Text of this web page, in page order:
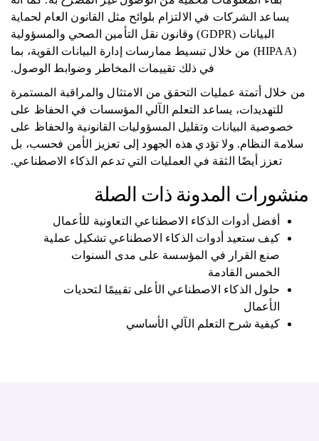
يساعد الشركات في الالتزام بلوائح مثل القانون العام لحماية
البيانات (GDPR) وقانون نقل التأمين الصحي والمسؤولية
(HIPAA) من خلال تبسيط ممارسات إدارة البيانات القوية، بما
في ذلك تقييمات المخاطر وضوابط الوصول.
من خلال أتمتة عمليات التحقق من الامتثال والمراقبة المستمرة
للتهديدات، يساعد التعلم الآلي المؤسسات في الحفاظ على
خصوصية البيانات وتقليل المسؤوليات القانونية والحفاظ على
سلامة النظام. ولا تؤدي هذه الجهود إلى تعزيز الأمن فحسب، بل
تعزز أيضًا الثقة في العمليات التي تدعم الذكاء الاصطناعي.
منشورات المدونة ذات الصلة
أفضل أدوات الذكاء الاصطناعي التعاونية للأعمال
كيف ستعيد أدوات الذكاء الاصطناعي تشكيل عملية
صنع القرار في المؤسسة على مدى السنوات
الخمس القادمة
حلول الذكاء الاصطناعي الأعلى تقييمًا لتحديات
الأعمال
كيفية شرح التعلم الآلي الأساسي